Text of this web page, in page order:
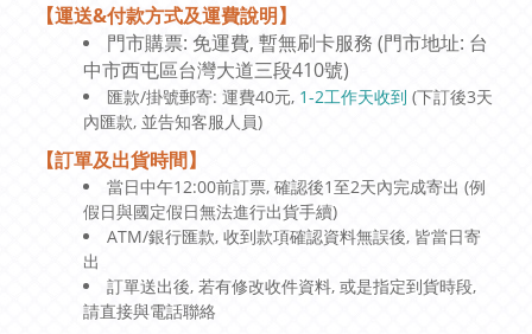
【運送&付款方式及運費說明】
門市購票: 免運費, 暫無刷卡服務 (門市地址: 台
中市西屯區台灣大道三段410號)
匯款/掛號郵寄: 運費40元, 1-2工作天收到 (下訂後3天
內匯款, 並告知客服人員)
【訂單及出貨時間】
當日中午12:00前訂票, 確認後1至2天內完成寄出 (例
假日與國定假日無法進行出貨手續)
ATM/銀行匯款, 收到款項確認資料無誤後, 皆當日寄
出
訂單送出後, 若有修改收件資料, 或是指定到貨時段,
請直接與電話聯絡